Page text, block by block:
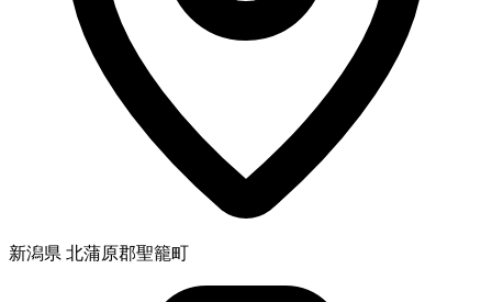
新潟県 北蒲原郡聖籠町